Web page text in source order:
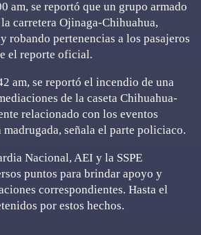
am, se reportó que un grupo armado
carretera Ojinaga-Chihuahua,
robando pertenencias a los pasajeros
el reporte oficial.
am, se reportó el incendio de una
de la caseta Chihuahua-
relacionado con los eventos
señala el parte policiaco.
Nacional, AEI y la SSPE
puntos para brindar apoyo y
correspondientes. Hasta el
por estos hechos.